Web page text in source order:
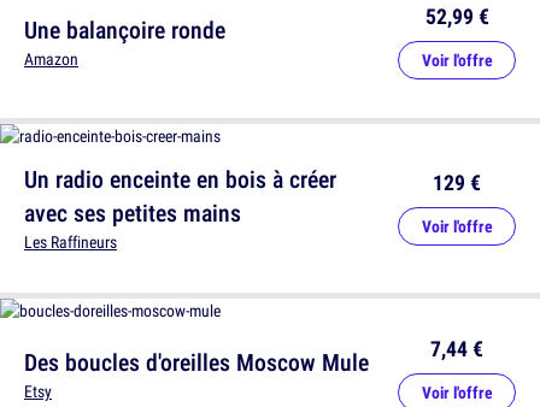
Un radio enceinte en bois à créer
avec ses petites mains
Les Raffineurs
129 €
Voir l'offre
Une balançoire ronde
Amazon
52,99 €
Voir l'offre
Des boucles d'oreilles Moscow Mule
Etsy
7,44 €
Voir l'offre